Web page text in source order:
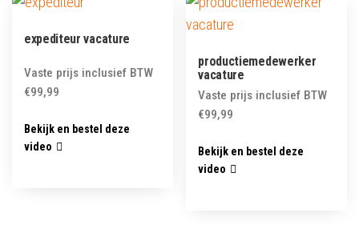
expediteur vacature
Vaste prijs inclusief BTW
€99,99
Bekijk en bestel deze
video
productiemedewerker
vacature
Vaste prijs inclusief BTW
€99,99
Bekijk en bestel deze
video